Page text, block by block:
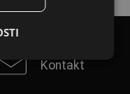
Kontakt
LATVIAN